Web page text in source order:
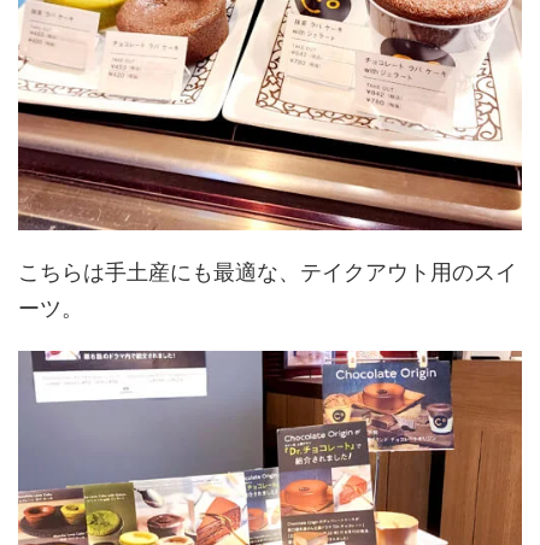
こちらは手土産にも最適な、テイクアウト用のスイ
ーツ。